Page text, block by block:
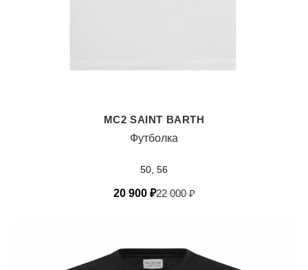
MC2 SAINT BARTH
Футболка
50, 56
22 000₽
20 900 ₽